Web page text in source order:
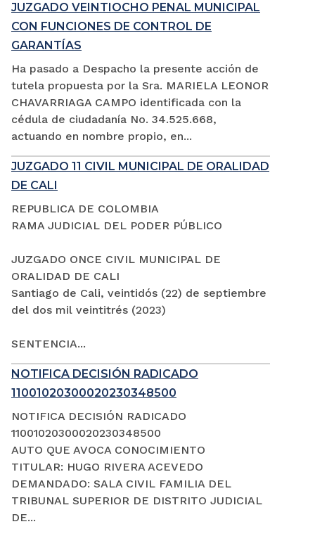
JUZGADO VEINTIOCHO PENAL MUNICIPAL
CON FUNCIONES DE CONTROL DE
GARANTÍAS
Ha pasado a Despacho la presente acción de
tutela propuesta por la Sra. MARIELA LEONOR
CHAVARRIAGA CAMPO identificada con la
cédula de ciudadanía No. 34.525.668,
actuando en nombre propio, en...
JUZGADO 11 CIVIL MUNICIPAL DE ORALIDAD
DE CALI
REPUBLICA DE COLOMBIA
RAMA JUDICIAL DEL PODER PÚBLICO
JUZGADO ONCE CIVIL MUNICIPAL DE
ORALIDAD DE CALI
Santiago de Cali, veintidós (22) de septiembre
del dos mil veintitrés (2023)
SENTENCIA...
NOTIFICA DECISIÓN RADICADO
11001020300020230348500
NOTIFICA DECISIÓN RADICADO
11001020300020230348500
AUTO QUE AVOCA CONOCIMIENTO
TITULAR: HUGO RIVERA ACEVEDO
DEMANDADO: SALA CIVIL FAMILIA DEL
TRIBUNAL SUPERIOR DE DISTRITO JUDICIAL
DE...